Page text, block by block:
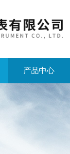
产品中心